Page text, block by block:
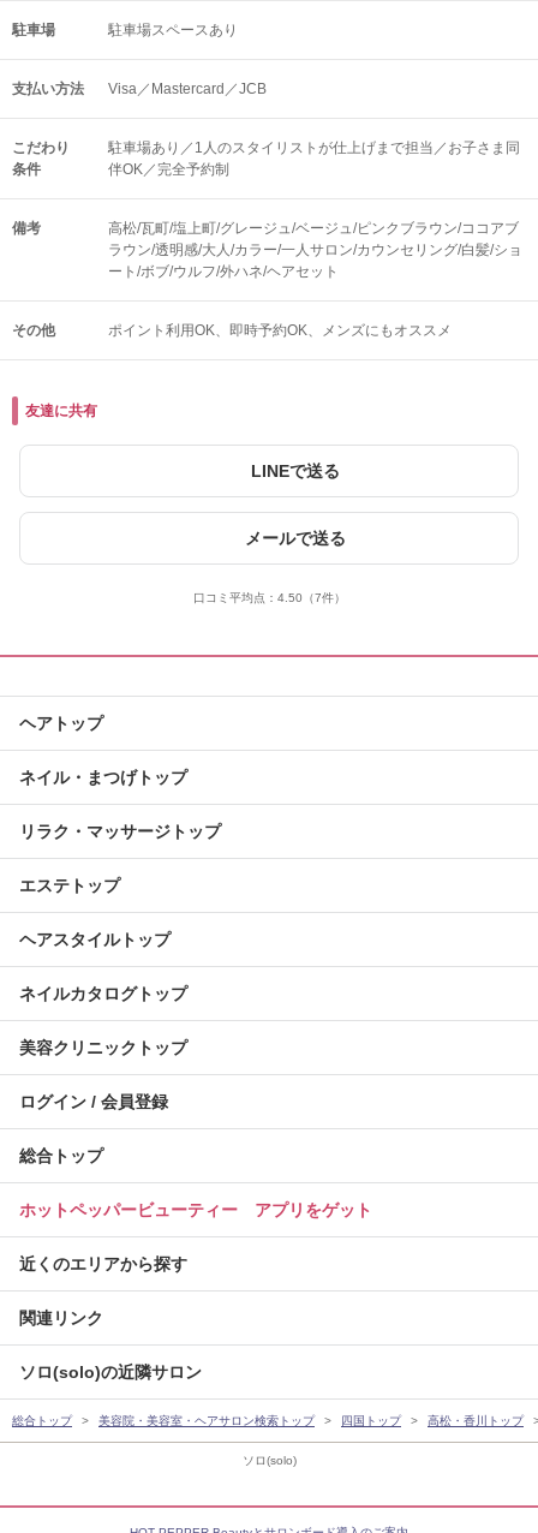
ソロ(solo)
駐車場 駐車場スペースあり
支払い方法 Visa／Mastercard／JCB
こだわり
条件
駐車場あり／1人のスタイリストが仕上げまで担当／お子さま同
伴OK／完全予約制
備考
高松/瓦町/塩上町/グレージュ/ベージュ/ピンクブラウン/ココアブ
ラウン/透明感/大人/カラー/一人サロン/カウンセリング/白髪/ショ
ート/ボブ/ウルフ/外ハネ/ヘアセット
その他 ポイント利用OK 即時予約OK メンズにもオススメ
友達に共有
LINEで送る
メールで送る
口コミ平均点： 4.50 （7件）
ヘアトップ
ネイル・まつげトップ
リラク・マッサージトップ
エステトップ
ヘアスタイルトップ
ネイルカタログトップ
美容クリニックトップ
ログイン / 会員登録
総合トップ
ホットペッパービューティー アプリをゲット
近くのエリアから探す
関連リンク
ソロ(solo)の近隣サロン
総合トップ 美容院・美容室・ヘアサロン検索トップ 四国トップ 高松・香川トップ